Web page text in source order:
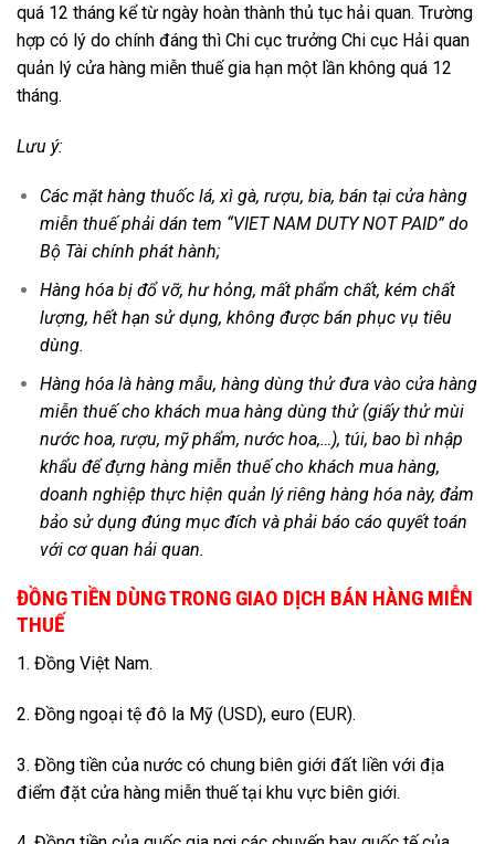
quá 12 tháng kể từ ngày hoàn thành thủ tục hải quan. Trường
hợp có lý do chính đáng thì Chi cục trưởng Chi cục Hải quan
quản lý cửa hàng miễn thuế gia hạn một lần không quá 12
tháng.
Lưu ý:
Các mặt hàng thuốc lá, xì gà, rượu, bia, bán tại cửa hàng
miễn thuế phải dán tem “VIET NAM DUTY NOT PAID” do
Bộ Tài chính phát hành;
Hàng hóa bị đổ vỡ, hư hỏng, mất phẩm chất, kém chất
lượng, hết hạn sử dụng, không được bán phục vụ tiêu
dùng.
Hàng hóa là hàng mẫu, hàng dùng thử đưa vào cửa hàng
miễn thuế cho khách mua hàng dùng thử (giấy thử mùi
nước hoa, rượu, mỹ phẩm, nước hoa,…), túi, bao bì nhập
khẩu để đựng hàng miễn thuế cho khách mua hàng,
doanh nghiệp thực hiện quản lý riêng hàng hóa này, đảm
bảo sử dụng đúng mục đích và phải báo cáo quyết toán
với cơ quan hải quan.
ĐỒNG TIỀN DÙNG TRONG GIAO DỊCH BÁN HÀNG MIỄN
THUẾ
1. Đồng Việt Nam.
2. Đồng ngoại tệ đô la Mỹ (USD), euro (EUR).
3. Đồng tiền của nước có chung biên giới đất liền với địa
điểm đặt cửa hàng miễn thuế tại khu vực biên giới.